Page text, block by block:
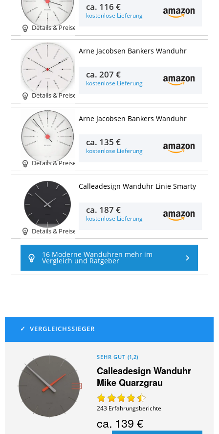
Details & Preise
ca. 116 €
kostenlose Lieferung
Details & Preise
Arne Jacobsen Bankers Wanduhr
ca.207 €
kostenlose Lieferung
Details & Preise
Arne Jacobsen Bankers Wanduhr
ca. 135 €
kostenlose Lieferung
Details & Preise
Calleadesign Wanduhr Linie Smarty
ca. 187 €
kostenlose Lieferung
16 Moderne Wanduhren mehr im
Vergleich und Ratgeber
SEHR GUT (1,2)
Calleadesign Wanduhr
Mike Quarzgrau
243 Erfahrungsberichte
ca. 139 €